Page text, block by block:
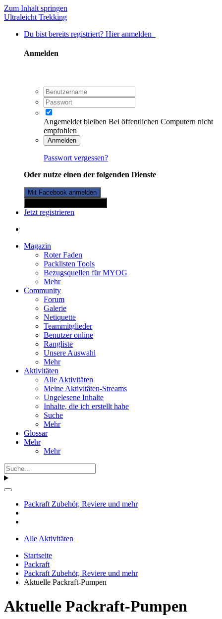
Zum Inhalt springen
Ultraleicht Trekking
Du bist bereits registriert? Hier anmelden
Anmelden
Angemeldet bleiben Bei öffentlichen Computern nicht
empfohlen
Anmelden
Passwort vergessen?
Oder nutze einen der folgenden Dienste
Mit Facebook anmelden
Jetzt registrieren
Magazin
Roter Faden
Packlisten Tools
Bezugsquellen für MYOG
Mehr
Community
Forum
Galerie
Netiquette
Teammitglieder
Benutzer online
Rangliste
Unsere Auswahl
Mehr
Aktivitäten
Alle Aktivitäten
Meine Aktivitäten-Streams
Ungelesene Inhalte
Inhalte, die ich erstellt habe
Suche
Mehr
Glossar
Mehr
Mehr
Packraft Zubehör, Reviere und mehr
Alle Aktivitäten
Startseite
Packraft
Packraft Zubehör, Reviere und mehr
Aktuelle Packraft-Pumpen
Aktuelle Packraft-Pumpen